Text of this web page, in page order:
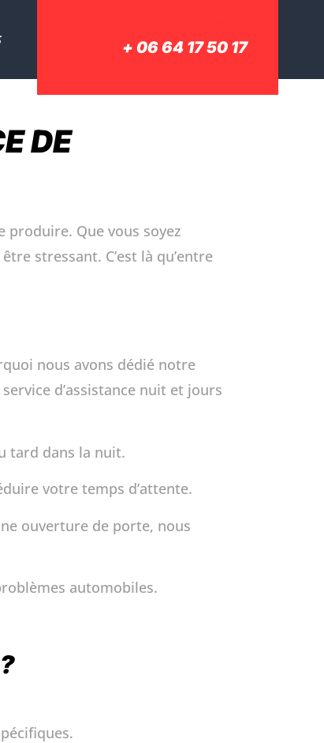
+ 06 64 17 50 17
DE
Que vous soyez
stressant. C’est là qu’entre
nous avons dédié notre
d’assistance nuit et jours
tard dans la nuit.
votre temps d’attente.
ouverture de porte, nous
automobiles.